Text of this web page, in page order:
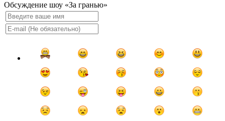
Обсуждение шоу «За гранью»